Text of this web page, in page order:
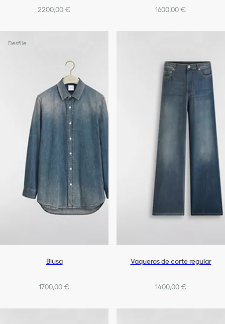
2200,00 € 1600,00 €
Desfile
Blusa
1700,00 €
Vaqueros de corte regular
1400,00 €